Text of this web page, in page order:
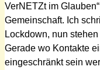
VerNETZt im
Gemeinschaft. Ich
Lockdown, nun
Gerade wo Kontakte
eingeschränkt sein